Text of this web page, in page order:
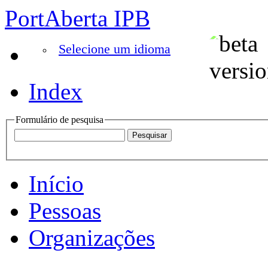
PortAberta IPB
Selecione um idioma
Index
Formulário de pesquisa
Início
Pessoas
Organizações